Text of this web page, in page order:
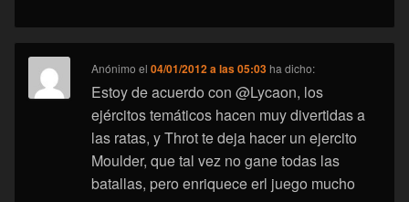
Anónimo el04/01/2012 a las 05:03 ha dicho:
Estoy de acuerdo con @Lycaon, los
ejércitos temáticos hacen muy divertidas a
las ratas, y Throt te deja hacer un ejercito
Moulder, que tal vez no gane todas las
batallas, pero enriquece erl juego mucho